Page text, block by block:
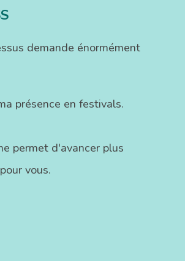
demande énormément
présence en festivals.
permet d'avancer plus
vous.